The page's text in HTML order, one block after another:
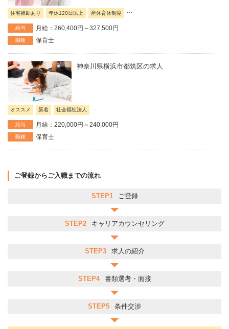
住宅補助あり 年休120日以上 産休育休制度
給与 月給：260,400円～327,500円
職種 保育士
神奈川県横浜市都筑区の求人
オススメ 新着 社会福祉法人
給与 月給：220,000円～240,000円
職種 保育士
ご登録からご入職までの流れ
STEP1 ご登録
STEP2 キャリアカウンセリング
STEP3 求人の紹介
STEP4 書類選考・面接
STEP5 条件交渉